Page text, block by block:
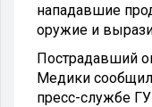
нападавшие
оружие и
Пострадавший
Медики
пресс-службе